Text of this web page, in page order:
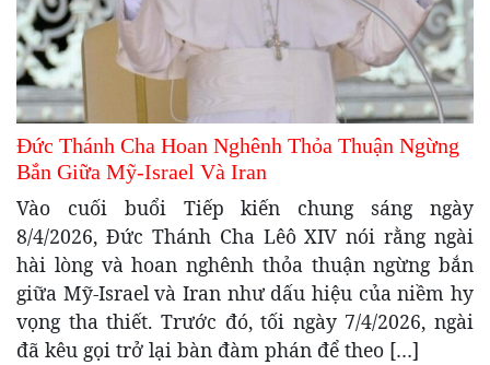
Đức Thánh Cha Hoan Nghênh Thỏa Thuận Ngừng
Bắn Giữa Mỹ-Israel Và Iran
Vào cuối buổi Tiếp kiến chung sáng ngày
8/4/2026, Đức Thánh Cha Lêô XIV nói rằng ngài
hài lòng và hoan nghênh thỏa thuận ngừng bắn
giữa Mỹ-Israel và Iran như dấu hiệu của niềm hy
vọng tha thiết. Trước đó, tối ngày 7/4/2026, ngài
đã kêu gọi trở lại bàn đàm phán để theo […]